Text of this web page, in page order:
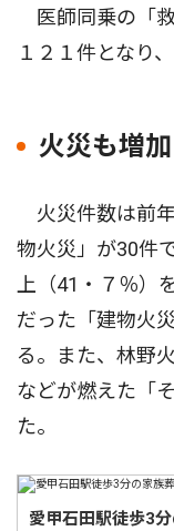
医師同乗の「
１２１件となり
火災も増加
火災件数は前
物火災」が30件
上（41・７％）
だった「建物火
る。また、林野
などが燃えた「
た。
愛甲石田駅徒歩3